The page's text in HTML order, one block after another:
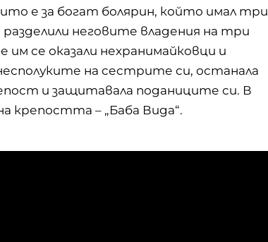
е за богат болярин, който имал три
неговите владения на три
им се оказали нехранимайковци и
на сестрите си, останала
и защитавала поданиците си. В
крепостта – „Баба Вида“.